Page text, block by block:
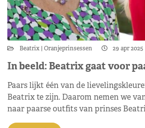
Beatrix Oranjeprinsessen 29 apr 2025
In beeld: Beatrix gaat voor
Paars lijkt één van de
Beatrix te zijn. Daarom nemen we
naar paarse outfits van prinses